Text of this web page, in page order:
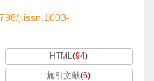
j.issn.1003-
HTML(94)
施引文献(6)